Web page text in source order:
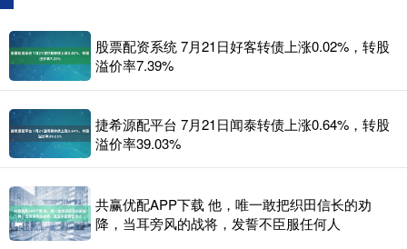
股票配资系统 7月21日好客转债上涨0.02%，转股
溢价率7.39%
捷希源配平台 7月21日闻泰转债上涨0.64%，转股
溢价率39.03%
共赢优配APP下载 他，唯一敢把织田信长的劝
降，当耳旁风的战将，发誓不臣服任何人